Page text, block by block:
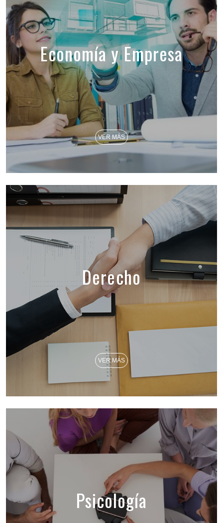
Economía y Empresa
VER MÁS
Derecho
VER MÁS
Psicología